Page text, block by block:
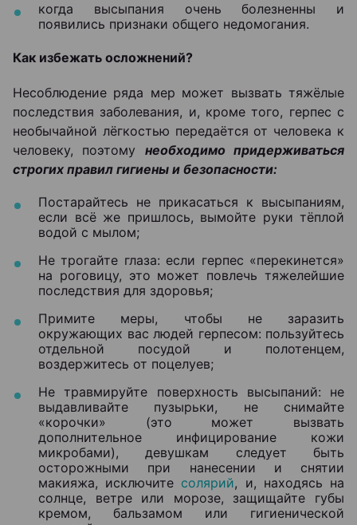
когда высыпания очень болезненны и
появились признаки общего недомогания.
Как избежать осложнений?
Несоблюдение ряда мер может вызвать тяжёлые
последствия заболевания, и, кроме того, герпес с
необычайной лёгкостью передаётся от человека к
человеку, поэтому необходимо придерживаться
строгих правил гигиены и безопасности:
Постарайтесь не прикасаться к высыпаниям,
если всё же пришлось, вымойте руки тёплой
водой с мылом;
Не трогайте глаза: если герпес «перекинется»
на роговицу, это может повлечь тяжелейшие
последствия для здоровья;
Примите меры, чтобы не заразить
окружающих вас людей герпесом: пользуйтесь
отдельной посудой и полотенцем,
воздержитесь от поцелуев;
Не травмируйте поверхность высыпаний: не
выдавливайте пузырьки, не снимайте
«корочки» (это может вызвать
дополнительное инфицирование кожи
микробами), девушкам следует быть
осторожными при нанесении и снятии
макияжа, исключите солярий, и, находясь на
солнце, ветре или морозе, защищайте губы
кремом, бальзамом или гигиенической